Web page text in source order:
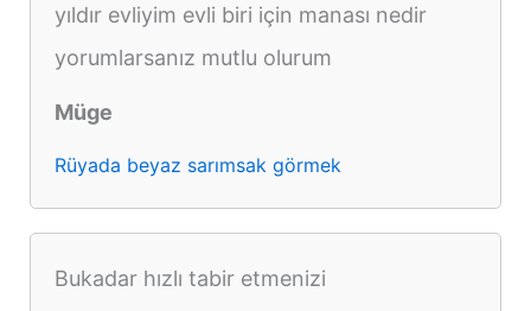
yıldır evliyim evli biri için manası nedir
yorumlarsanız mutlu olurum
Müge
Rüyada beyaz sarımsak görmek
Bukadar hızlı tabir etmenizi